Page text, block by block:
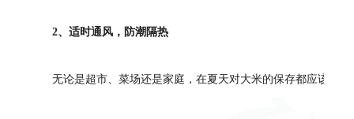
2、适时通风，防潮隔热
无论是超市、菜场还是家庭，在夏天对大米的保存都应该注意